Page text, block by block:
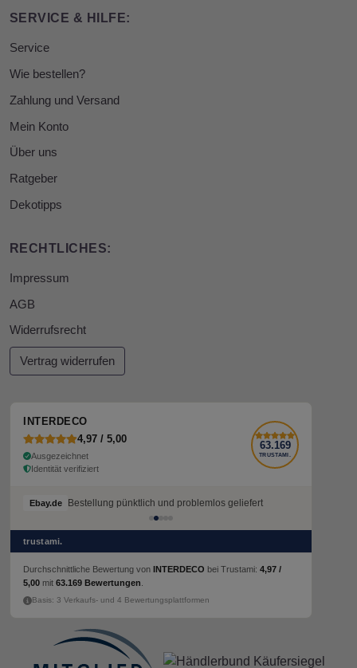
SERVICE & HILFE:
Service
Wie bestellen?
Zahlung und Versand
Mein Konto
Über uns
Ratgeber
Dekotipps
RECHTLICHES:
Impressum
AGB
Widerrufsrecht
Vertrag widerrufen
INTERDECO
4,97 / 5,00
Ausgezeichnet
Identität verifiziert
63.169
TRUSTAMI.
Ebay.de Bestellung pünktlich und problemlos geliefert
trustami.
Durchschnittliche Bewertung von INTERDECO bei Trustami: 4,97 /
5,00 mit 63.169 Bewertungen
Basis: 3 Verkaufs- und 4 Bewertungsplattformen